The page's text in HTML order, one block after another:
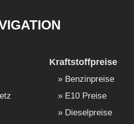
Kraftstoffpreise
Benzinpreise
E10 Preise
Dieselpreise